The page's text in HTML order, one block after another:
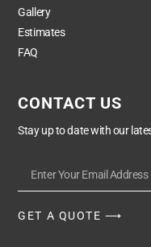
Gallery
Estimates
FAQ
CONTACT US
Stay up to date with our
GET A QUOTE ⟶